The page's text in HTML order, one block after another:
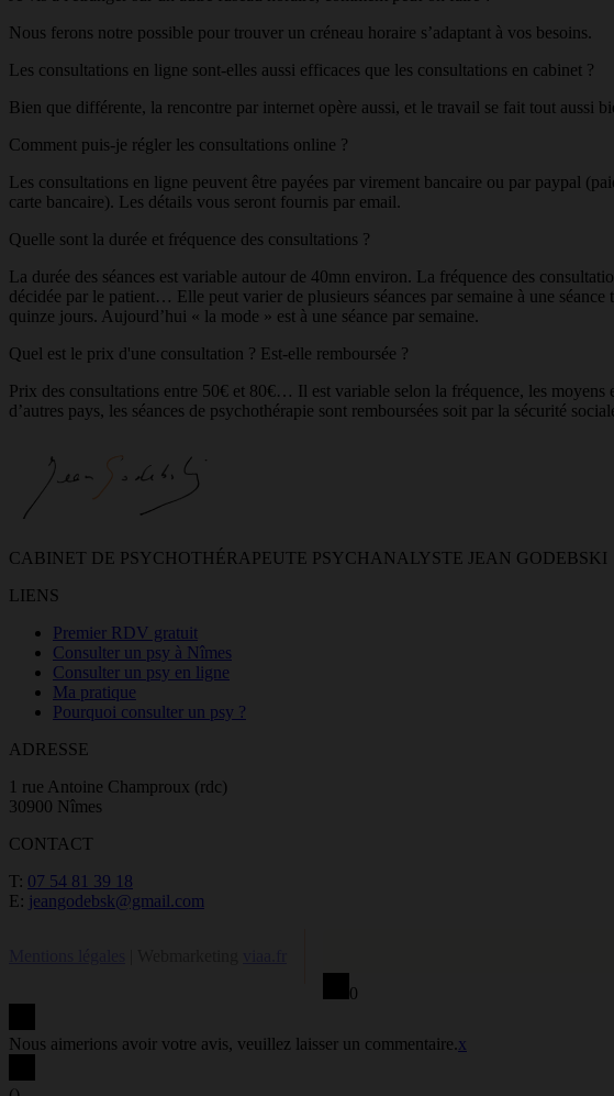
Nous ferons notre possible pour trouver un créneau horaire s’adaptant à vos besoins.
Les consultations en ligne sont-elles aussi efficaces que les consultations en cabinet ?
Bien que différente, la rencontre par internet opère aussi, et le travail se fait tout aussi
Comment puis-je régler les consultations online ?
Les consultations en ligne peuvent être payées par virement bancaire ou par paypal
carte bancaire). Les détails vous seront fournis par email.
Quelle sont la durée et fréquence des consultations ?
La durée des séances est variable autour de 40mn environ. La fréquence des
décidée par le patient… Elle peut varier de plusieurs séances par semaine à une séance
quinze jours. Aujourd’hui « la mode » est à une séance par semaine.
Quel est le prix d'une consultation ? Est-elle remboursée ?
Prix des consultations entre 50€ et 80€… Il est variable selon la fréquence, les moyens
d’autres pays, les séances de psychothérapie sont remboursées soit par la sécurité
CABINET DE PSYCHOTHÉRAPEUTE PSYCHANALYSTE JEAN GODEBSKI
LIENS
Premier RDV gratuit
Consulter un psy à Nîmes
Consulter un psy en ligne
Ma pratique
Pourquoi consulter un psy ?
ADRESSE
1 rue Antoine Champroux (rdc)
30900 Nîmes
CONTACT
T: 07 54 81 39 18
E: jeangodebsk@gmail.com
0
Nous aimerions avoir votre avis, veuillez laisser un commentaire.x